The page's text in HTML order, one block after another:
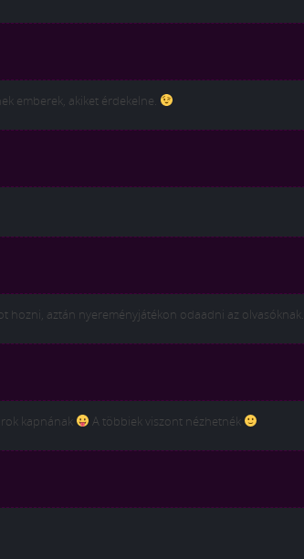
emberek, akiket érdekelne.
hozni, aztán nyereményjátékon odaadni az olvasóknak.
kapnának A többiek viszont nézhetnék